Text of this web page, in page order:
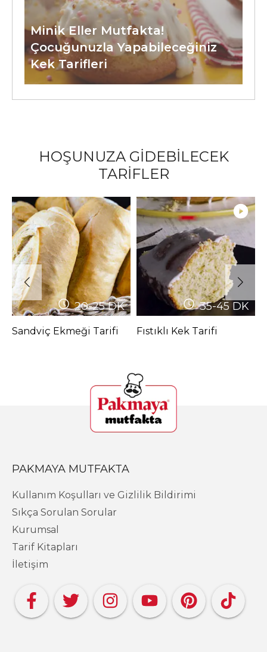
Minik Eller Mutfakta!
Çocuğunuzla Yapabileceğiniz
Kek Tarifleri
HOŞUNUZA GİDEBİLECEK
TARİFLER
20-25DK
Sandviç Ekmeği Tarifi
35-45 DK
Fıstıklı Kek Tarifi
PAKMAYA MUTFAKTA
Kullanım Koşulları ve Gizlilik Bildirimi
Sıkça Sorulan Sorular
Kurumsal
Tarif Kitapları
İletişim